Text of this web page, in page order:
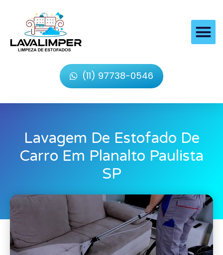
(11) 97738-0546
Lavagem De Estofado De
Carro Em Planalto Paulista
SP